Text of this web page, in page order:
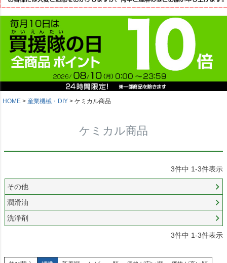
HOME 産業機械・DIY ケミカル商品
ケミカル商品
3件中 1-3件表示
その他
潤滑油
洗浄剤
3件中 1-3件表示